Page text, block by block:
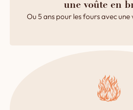
une voûte en
Ou 5 ans pour les fours avec